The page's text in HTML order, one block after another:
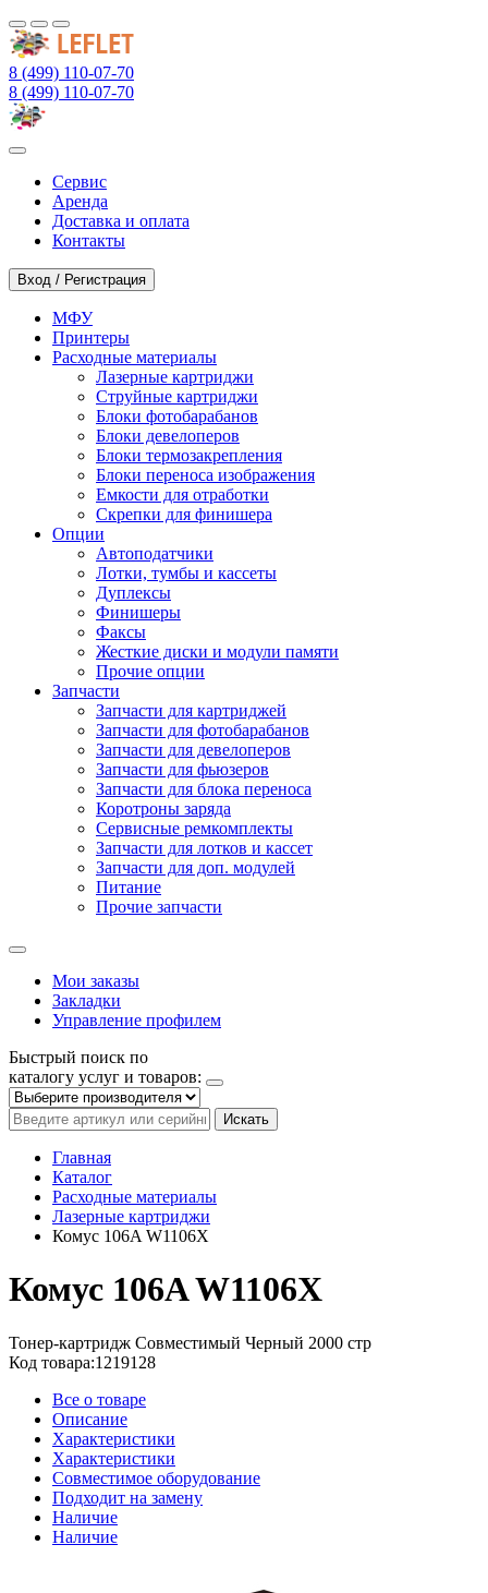
8 (499) 110-07-70
8 (499) 110-07-70
Сервис
Аренда
Доставка и оплата
Контакты
Вход / Регистрация
МФУ
Принтеры
Расходные материалы
Лазерные картриджи
Струйные картриджи
Блоки фотобарабанов
Блоки девелоперов
Блоки термозакрепления
Блоки переноса изображения
Емкости для отработки
Скрепки для финишера
Опции
Автоподатчики
Лотки, тумбы и кассеты
Дуплексы
Финишеры
Факсы
Жесткие диски и модули памяти
Прочие опции
Запчасти
Запчасти для картриджей
Запчасти для фотобарабанов
Запчасти для девелоперов
Запчасти для фьюзеров
Запчасти для блока переноса
Коротроны заряда
Сервисные ремкомплекты
Запчасти для лотков и кассет
Запчасти для доп. модулей
Питание
Прочие запчасти
Мои заказы
Закладки
Управление профилем
Быстрый поиск по
каталогу услуг и товаров:
Искать
Главная
Каталог
Расходные материалы
Лазерные картриджи
Комус 106A W1106X
Комус 106A W1106X
Тонер-картридж Совместимый Черный 2000 стр
Код товара:1219128
Все о товаре
Описание
Характеристики
Характеристики
Совместимое оборудование
Подходит на замену
Наличие
Наличие